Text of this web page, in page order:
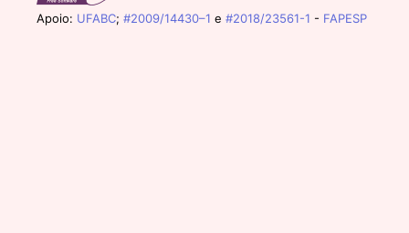
Apoio: UFABC; #2009/14430–1 e #2018/23561-1 - FAPESP